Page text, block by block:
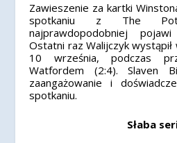
Zawieszenie za kartki
spotkaniu z The
najprawdopodobniej
Ostatni raz Walijczyk
10 września, podczas
Watfordem (2:4). Slaven
zaangażowanie i
spotkaniu.
Słaba